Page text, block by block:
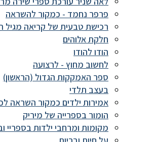
פרפר נחמד - כמקור להשראה
רכישת טבעית של קריאה מגיל
חלקת אלוהים
הודו להודו
לחשוב מחוץ - לרצועה
ספר האמקקות הגדול (הראשון)
בעצב תלדי
אמירות ילדים כמקור השראה
הומור בספרייה של מיריק
מקומות ומרחבי ילדות בספריי